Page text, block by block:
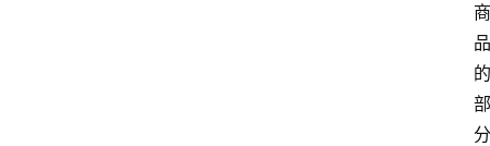
商
品
的
部
分